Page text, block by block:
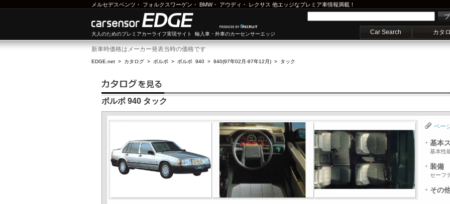
メルセデスベンツ ・ フォルクスワーゲン ・ BMW・ アウディ ・ レクサス 他エッジなプレミア車情報満載！
大人のためのプレミアカーライフ実現サイト 輸入車・外車のカーセンサーエッジ Car Search カタ
新車時価格はメーカー発表当時の価格です
EDGE.net > カタログ > ボルボ > ボルボ 940 > 940(97年02月-97年12月) > タック
ボルボ 940 タック
ペー
基本
基本性
装備
セーフ
その